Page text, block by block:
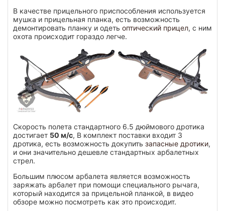
В качестве прицельного приспособления используется
мушка и прицельная планка, есть возможность
демонтировать планку и одеть оптический прицел, с ним
охота происходит гораздо легче.
Скорость полета стандартного 6.5 дюймового дротика
достигает 50 м/с, В комплект поставки входит 3
дротика, есть возможность докупить запасные дротики,
и они значительно дешевле стандартных арбалетных
стрел.
Большим плюсом арбалета является возможность
заряжать арбалет при помощи специального рычага,
который находится за прицельной планкой, в видео
обзоре можно посмотреть как это происходит.